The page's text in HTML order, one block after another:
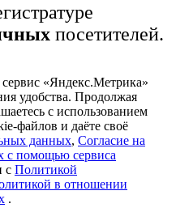
посетителей.
«Яндекс.Метрика»
удобства. Продолжая
с использованием
файлов и даёте своё
данных, Согласие на
с помощью сервиса
с Политикой
в отношении
.